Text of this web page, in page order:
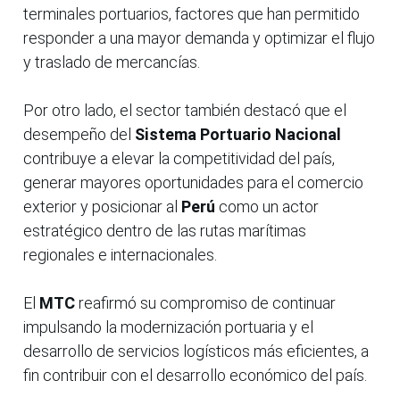
terminales portuarios, factores que han permitido
responder a una mayor demanda y optimizar el flujo
y traslado de mercancías.
Por otro lado, el sector también destacó que el
desempeño del Sistema Portuario Nacional
contribuye a elevar la competitividad del país,
generar mayores oportunidades para el comercio
exterior y posicionar al Perú como un actor
estratégico dentro de las rutas marítimas
regionales e internacionales.
El MTCreafirmó su compromiso de continuar
impulsando la modernización portuaria y el
desarrollo de servicios logísticos más eficientes, a
fin contribuir con el desarrollo económico del país.